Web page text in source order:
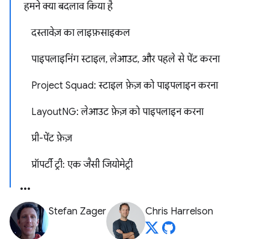
हमने क्या बदलाव किया है
दस्तावेज़ का लाइफ़साइकल
पाइपलाइनिंग स्टाइल, लेआउट, और पहले से पेंट करना
Project Squad: स्टाइल फ़ेज़ को पाइपलाइन करना
LayoutNG: लेआउट फ़ेज़ को पाइपलाइन करना
प्री-पेंट फ़ेज़
प्रॉपर्टी ट्री: एक जैसी जियोमेट्री
Stefan Zager Chris Harrelson